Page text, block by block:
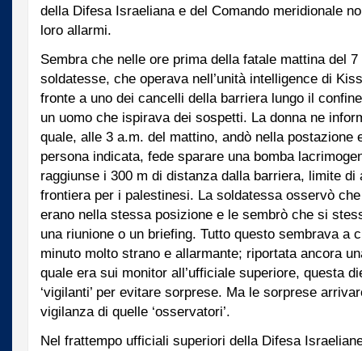
della Difesa Israeliana e del Comando meridionale
loro allarmi.
Sembra che nelle ore prima della fatale mattina del
soldatesse, che operava nell’unità intelligence di
fronte a uno dei cancelli della barriera lungo il
un uomo che ispirava dei sospetti. La donna ne
quale, alle 3 a.m. del mattino, andò nella postazione
persona indicata, fede sparare una bomba
raggiunse i 300 m di distanza dalla barriera, limite di
frontiera per i palestinesi. La soldatessa osservò
erano nella stessa posizione e le sembrò che si
una riunione o un briefing. Tutto questo sembrava a
minuto molto strano e allarmante; riportata ancora
quale era sui monitor all’ufficiale superiore, questa
‘vigilanti’ per evitare sorprese. Ma le sorprese
vigilanza di quelle ‘osservatori’.
Nel frattempo ufficiali superiori della Difesa